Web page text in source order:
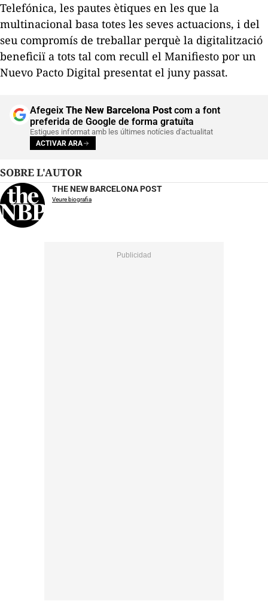
Telefónica, les pautes ètiques en les que la
multinacional basa totes les seves actuacions, i del
seu compromís de treballar perquè la digitalització
beneficiï a tots tal com recull el Manifiesto por un
Nuevo Pacto Digital presentat el juny passat.
Afegeix The New Barcelona Postcom a font
preferida de Google de forma gratuïta
Estigues informat amb les últimes notícies d'actualitat
ACTIVAR ARA
SOBRE L'AUTOR
THE NEW BARCELONA POST
Veure biografia